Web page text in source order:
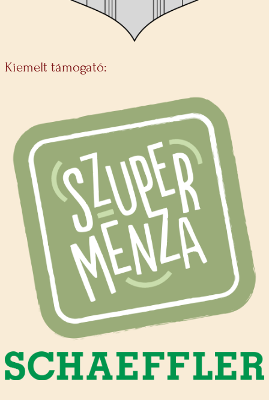
Kiemelt támogató: